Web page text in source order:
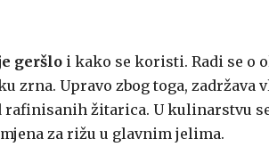
geršlo i kako se koristi. Radi se o
zrna. Upravo zbog toga,
žitarica. U kulinarstvu
za rižu u glavnim jelima.